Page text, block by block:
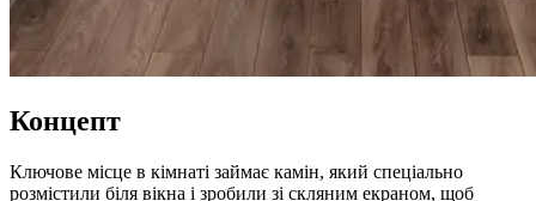
Концепт
Ключове місце в кімнаті займає камін, який спеціально
розмістили біля вікна і зробили зі скляним екраном, щоб